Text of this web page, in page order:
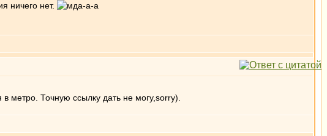
ничего нет.
метро. Точную ссылку дать не могу,sorry).